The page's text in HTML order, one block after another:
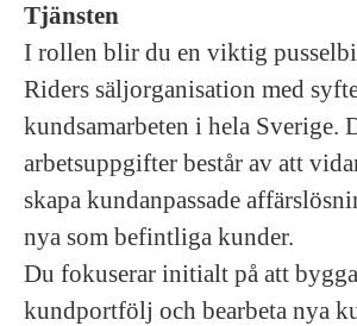
Tjänsten
I rollen blir du en viktig
Riders säljorganisation med
kundsamarbeten i hela Sverige.
arbetsuppgifter består av att
skapa kundanpassade
nya som befintliga kunder.
Du fokuserar initialt på att
kundportfölj och bearbeta nya